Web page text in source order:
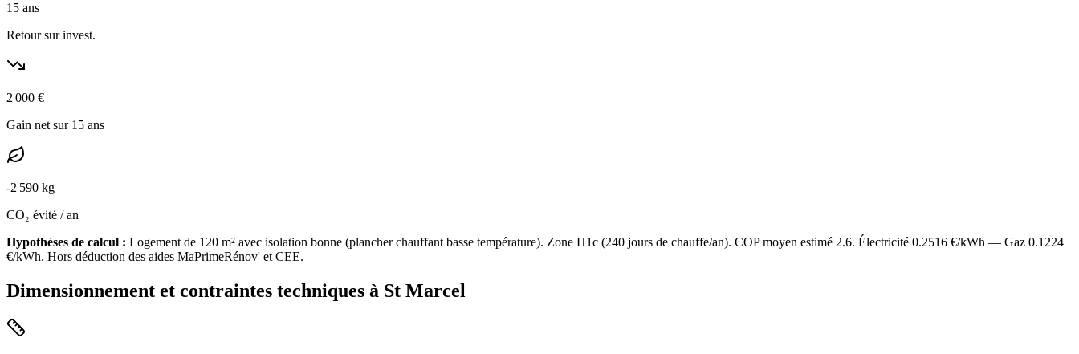
15 ans
Retour sur invest.
2 000 €
Gain net sur 15 ans
-2 590 kg
CO₂ évité / an
Hypothèses de calcul : Logement de 120 m² avec isolation bonne (plancher chauffant basse température). Zone H1c (240 jours de chauffe/an). COP moyen estimé 2.6. Électricité 0.2516 €/kWh — Gaz 0.1224
€/kWh. Hors déduction des aides MaPrimeRénov' et CEE.
Dimensionnement et contraintes techniques à St Marcel